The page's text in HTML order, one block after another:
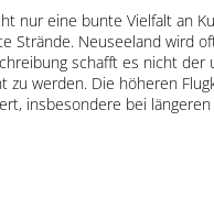
nur eine bunte Vielfalt an
Strände. Neuseeland wird
schafft es nicht
zu werden. Die höheren
insbesondere bei